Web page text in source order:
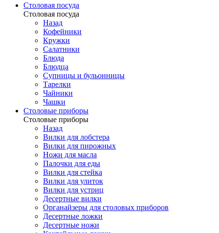
Столовая посуда
Столовая посуда
Назад
Кофейники
Кружки
Салатники
Блюда
Блюдца
Супницы и бульонницы
Тарелки
Чайники
Чашки
Cтоловые приборы
Cтоловые приборы
Назад
Вилки для лобстера
Вилки для пирожных
Ножи для масла
Палочки для еды
Вилки для стейка
Вилки для улиток
Вилки для устриц
Десертные вилки
Органайзеры для столовых приборов
Десертные ложки
Десертные ножи